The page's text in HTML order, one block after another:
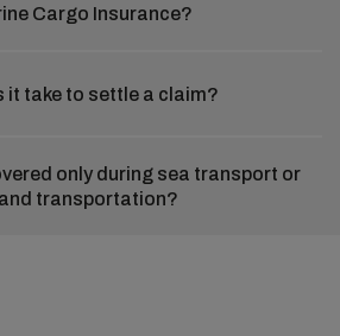
Cargo Insurance?
it take to settle a claim?
only during sea transport or
transportation?